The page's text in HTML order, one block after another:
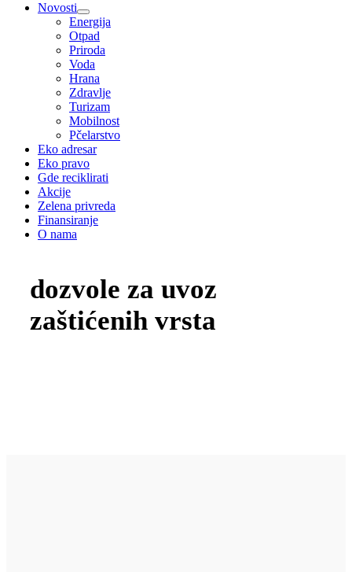
Novosti
Energija
Otpad
Priroda
Voda
Hrana
Zdravlje
Turizam
Mobilnost
Pčelarstvo
Eko adresar
Eko pravo
Gde reciklirati
Akcije
Zelena privreda
Finansiranje
O nama
dozvole za uvoz
zaštićenih vrsta